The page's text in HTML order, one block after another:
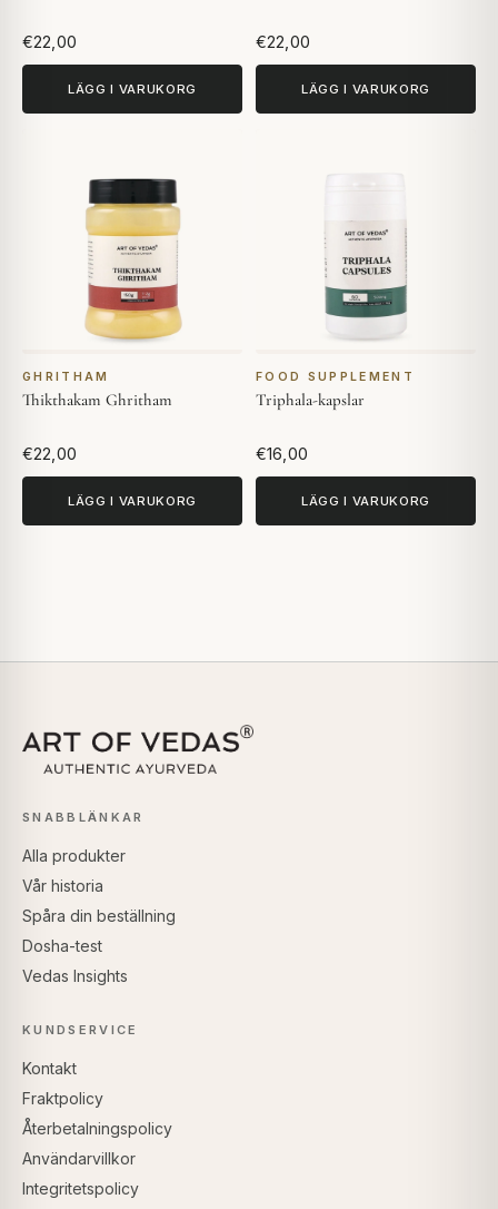
€22,00
LÄGG I VARUKORG
€22,00
LÄGG I VARUKORG
GHRITHAM
Thikthakam Ghritham
€22,00
LÄGG I VARUKORG
FOOD SUPPLEMENT
Triphala-kapslar
€16,00
LÄGG I VARUKORG
SNABBLÄNKAR
Alla produkter
Vår historia
Spåra din beställning
Dosha-test
Vedas Insights
KUNDSERVICE
Kontakt
Fraktpolicy
Återbetalningspolicy
Användarvillkor
Integritetspolicy